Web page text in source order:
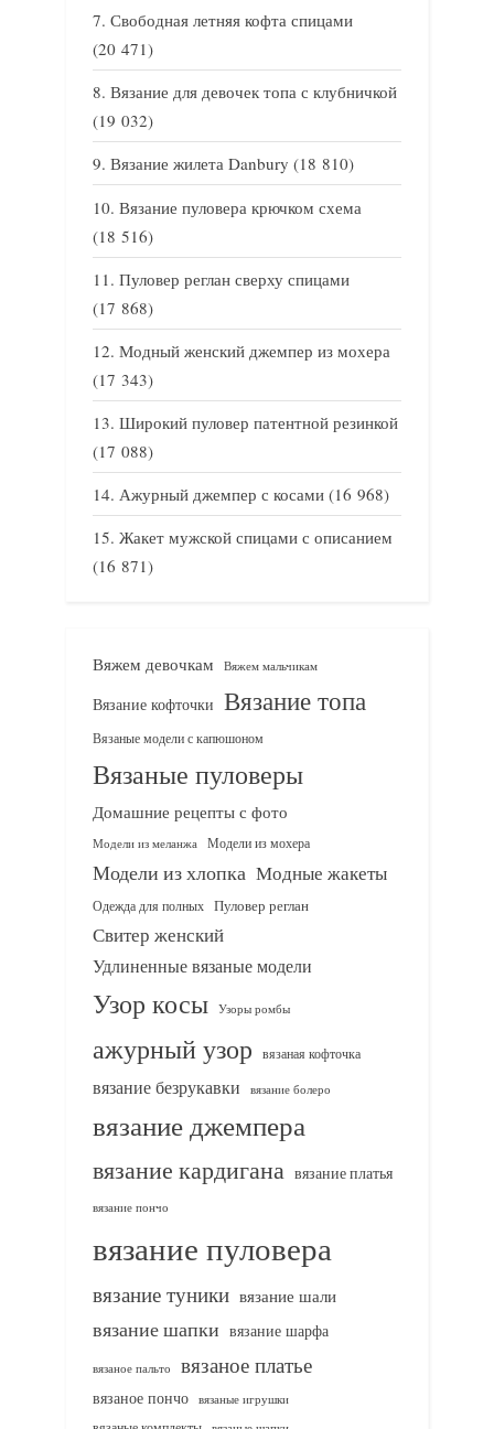
Свободная летняя кофта спицами
(20 471)
Вязание для девочек топа с клубничкой
(19 032)
Вязание жилета Danbury (18 810)
Вязание пуловера крючком схема
(18 516)
Пуловер реглан сверху спицами
(17 868)
Модный женский джемпер из мохера
(17 343)
Широкий пуловер патентной резинкой
(17 088)
Ажурный джемпер с косами (16 968)
Жакет мужской спицами с описанием
(16 871)
Вяжем девочкам Вяжем мальчикам
Вязание кофточки Вязание топа
Вязаные модели с капюшоном
Вязаные пуловеры
Домашние рецепты с фото
Модели из меланжа Модели из мохера
Модели из хлопка Модные жакеты
Одежда для полных Пуловер реглан
Свитер женский
Удлиненные вязаные модели
Узор косы Узоры ромбы
ажурный узор вязаная кофточка
вязание безрукавки вязание болеро
вязание джемпера
вязание кардигана вязание платья
вязание пончо
вязание пуловера
вязание туники вязание шали
вязание шапки вязание шарфа
вязаное пальто вязаное платье
вязаное пончо вязаные игрушки